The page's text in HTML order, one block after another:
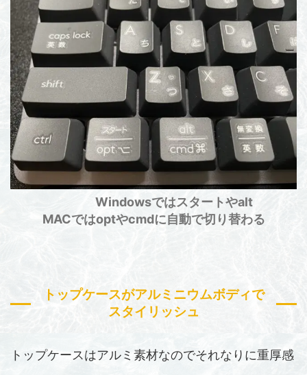
Windowsではスタートやalt
MACではoptやcmdに自動で切り替わる
トップケースがアルミニウムボディで
スタイリッシュ
トップケースはアルミ素材なのでそれなりに重厚感